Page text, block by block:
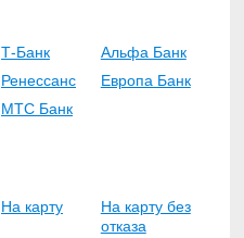
Т-Банк
Альфа Банк
Ренессанс
Европа Банк
МТС Банк
На карту
На карту без
отказа